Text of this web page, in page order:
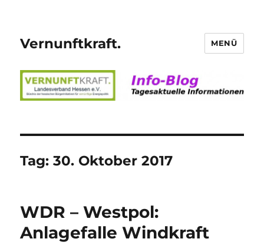
Vernunftkraft. MENÜ
Tag:30. Oktober 2017
WDR – Westpol:
Anlagefalle Windkraft